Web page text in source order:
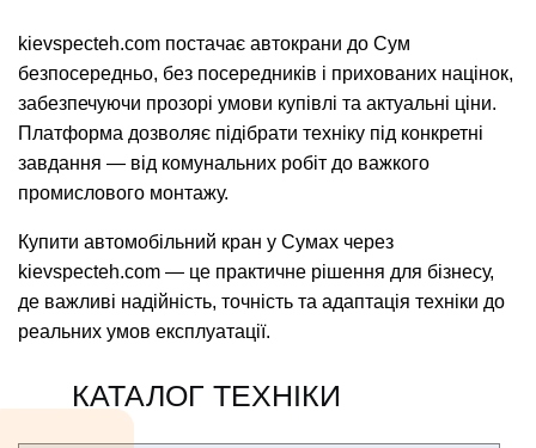
kievspecteh.com постачає автокрани до Сум
безпосередньо, без посередників і прихованих націнок,
забезпечуючи прозорі умови купівлі та актуальні ціни.
Платформа дозволяє підібрати техніку під конкретні
завдання — від комунальних робіт до важкого
промислового монтажу.
Купити автомобільний кран у Сумах через
kievspecteh.com — це практичне рішення для бізнесу,
де важливі надійність, точність та адаптація техніки до
реальних умов експлуатації.
КАТАЛОГ ТЕХНІКИ